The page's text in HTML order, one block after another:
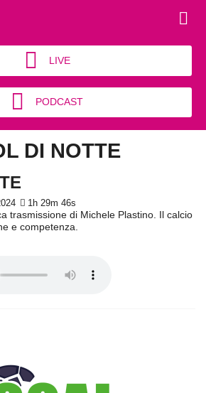
LIVE
PODCAST
DI NOTTE
1h 29m 46s
trasmissione di Michele Plastino. Il calcio
e competenza.